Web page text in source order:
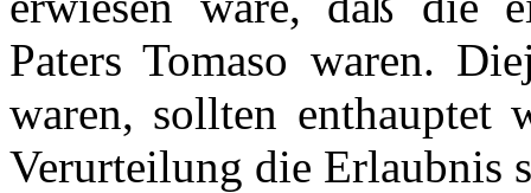
Paters Tomaso waren.
waren, sollten enthauptet
Verurteilung die Erlaubnis